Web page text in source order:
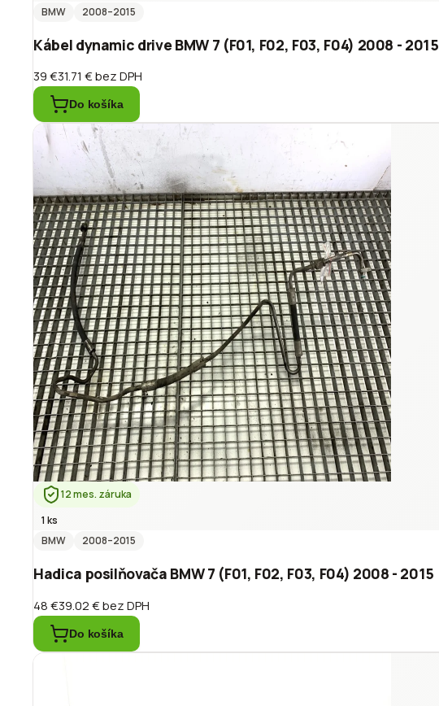
BMW
2008–2015
Kábel dynamic drive BMW 7 (F01, F02, F03, F04) 2008 - 2015
39 €31.71 €bez DPH
Do košíka
12 mes. záruka
1 ks
BMW
2008–2015
Hadica posilňovača BMW 7 (F01, F02, F03, F04) 2008 - 2015
48 €39.02 €bez DPH
Do košíka